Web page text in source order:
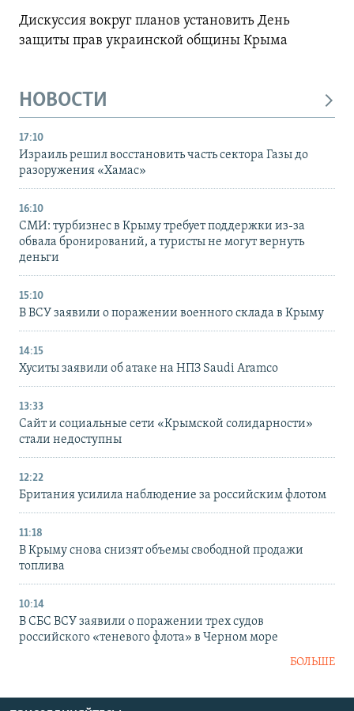
Дискуссия вокруг планов установить День
защиты прав украинской общины Крыма
НОВОСТИ
17:10
Израиль решил восстановить часть сектора Газы до
разоружения «Хамас»
16:10
СМИ: турбизнес в Крыму требует поддержки из-за
обвала бронирований, а туристы не могут вернуть
деньги
15:10
В ВСУ заявили о поражении военного склада в Крыму
14:15
Хуситы заявили об атаке на НПЗ Saudi Aramco
13:33
Сайт и социальные сети «Крымской солидарности»
стали недоступны
12:22
Британия усилила наблюдение за российским флотом
11:18
В Крыму снова снизят объемы свободной продажи
топлива
10:14
В СБС ВСУ заявили о поражении трех судов
российского «теневого флота» в Черном море
БОЛЬШЕ